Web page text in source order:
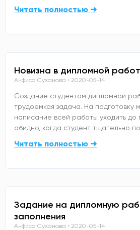
Читать полностью ➜
Новизна в дипломной
Анфиса Суханова 2020-05-14
Создание студентом дипломной
трудоемкая задача. На подготовку
написание всей работы уходить до
обидно, когда студент тщательно
Читать полностью ➜
Задание на дипломную
заполнения
Анфиса Суханова 2020-05-14